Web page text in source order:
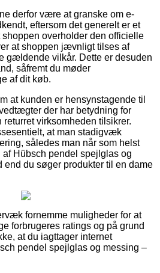
derfor være at granske om e-
eftersom det generelt er et
shoppen overholder den officielle
at shoppen jævnligt tilses af
gældende vilkår. Dette er desuden
såfremt du møder
af dit køb.
at kunden er hensynstagende til
der har betydning for
virksomheden tilsikrer.
at man stadigvæk
således man når som helst
Hübsch pendel spejlglas og
end du søger produkter til en dame
fornemme muligheder for at
forbrugeres ratings og på grund
at du iagttager internet
pendel spejlglas og messing –